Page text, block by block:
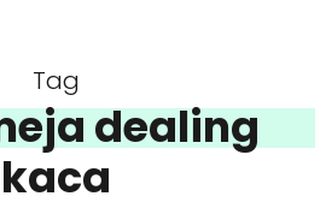
Tag
dealing
kaca